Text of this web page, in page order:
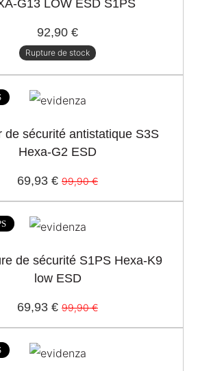
G13 LOW ESD S1PS
92,90 €
Rupture de stock
-30%
de sécurité antistatique S3S
Hexa-G2 ESD
69,93 € 99,90 €
-30%
de sécurité S1PS Hexa-K9
low ESD
69,93 € 99,90 €